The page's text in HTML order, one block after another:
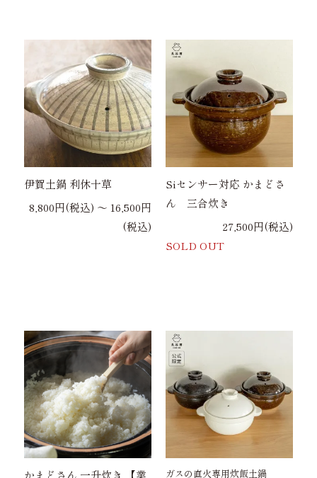
伊賀土鍋 利休十草
8,800円(税込) 〜 16,500円
(税込)
Siセンサー対応 かまどさ
ん 三合炊き
27,500円(税込)
SOLD OUT
かまどさん 一升炊き 【業 ガスの直火専用炊飯土鍋